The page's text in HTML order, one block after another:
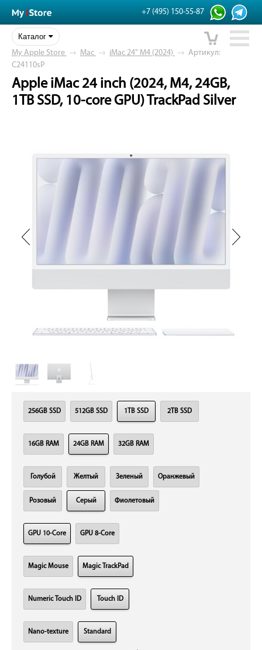
+7 (495) 150-55-87
Каталог
My Apple Store → Mac → iMac 24" M4 (2024) → Артикул:
C24110sP
Apple iMac 24 inch (2024, M4, 24GB,
1TB SSD, 10-core GPU) TrackPad Silver
256GB SSD 512GB SSD 1TB SSD 2TB SSD
16GB RAM 24GB RAM 32GB RAM
Голубой Желтый Зеленый Оранжевый
Розовый Серый Фиолетовый
GPU 10-Core GPU 8-Core
Magic Mouse Magic TrackPad
Numeric Touch ID Touch ID
Nano-texture Standard